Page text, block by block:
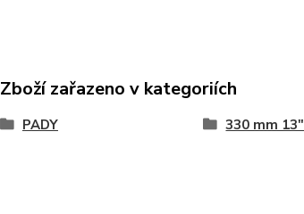
Zboží zařazeno v kategoriích
PADY 330 mm 13"